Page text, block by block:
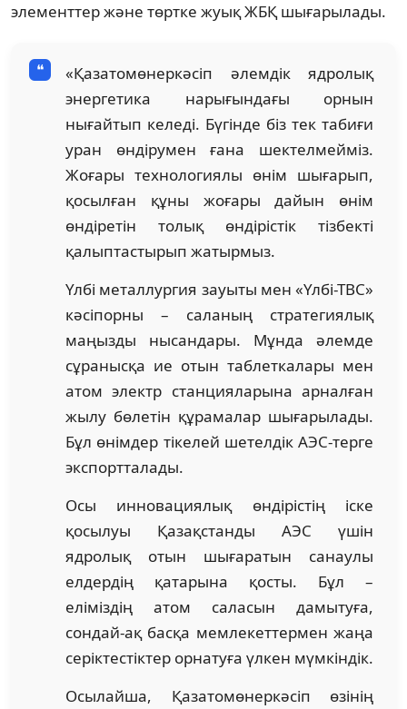
элементтер және төртке жуық ЖБҚ шығарылады.
«Қазатомөнеркәсіп әлемдік ядролық
энергетика нарығындағы орнын
нығайтып келеді. Бүгінде біз тек табиғи
уран өндірумен ғана шектелмейміз.
Жоғары технологиялы өнім шығарып,
қосылған құны жоғары дайын өнім
өндіретін толық өндірістік тізбекті
қалыптастырып жатырмыз.
Үлбі металлургия зауыты мен «Үлбі-ТВС»
кәсіпорны – саланың стратегиялық
маңызды нысандары. Мұнда әлемде
сұранысқа ие отын таблеткалары мен
атом электр станцияларына арналған
жылу бөлетін құрамалар шығарылады.
Бұл өнімдер тікелей шетелдік АЭС-терге
экспортталады.
Осы инновациялық өндірістің іске
қосылуы Қазақстанды АЭС үшін
ядролық отын шығаратын санаулы
елдердің қатарына қосты. Бұл –
еліміздің атом саласын дамытуға,
сондай-ақ басқа мемлекеттермен жаңа
серіктестіктер орнатуға үлкен мүмкіндік.
Осылайша, Қазатомөнеркәсіп өзінің